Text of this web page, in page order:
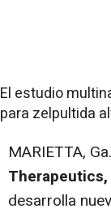
El estudio
para zelpultida
MARIETTA, Ga.
desarrolla